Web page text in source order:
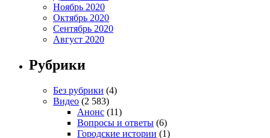
Ноябрь 2020
Октябрь 2020
Сентябрь 2020
Август 2020
Рубрики
Без рубрики (4)
Видео (2 583)
Анонс (11)
Вопросы и ответы (6)
Городские истории (1)